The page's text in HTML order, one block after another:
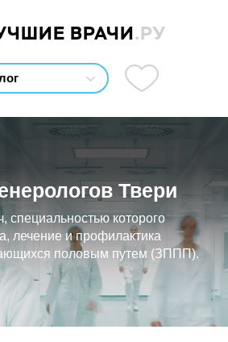
ВРАЧИ.РУ
Твери
специальностью которого
лечение и профилактика
половым путем (ЗППП).